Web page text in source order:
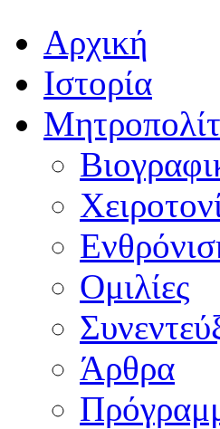
Αρχική
Ιστορία
Ομιλίες
Άρθρα